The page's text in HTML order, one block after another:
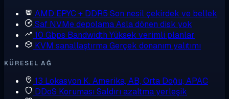
AMD EPYC + DDR5 Son nesil çekirdek ve bellek
Saf NVMe depolamaAsla dönen disk yok
10 Gbps Bandwidth Yüksek verimli planlar
KVM sanallaştırmaGerçek donanım yalıtımı
KÜRESEL AĞ
13 Lokasyon K. Amerika, AB, Orta Doğu, APAC
DDoS Koruması Saldırı azaltma yerleşik